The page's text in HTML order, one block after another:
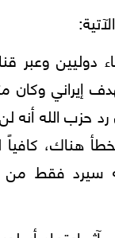
وعبر
إيراني وكان
حزب الله أنه
هناك،
سيرد فقط